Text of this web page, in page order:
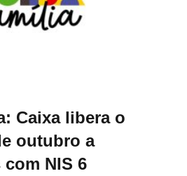
Caixa libera o
outubro a
NIS 6